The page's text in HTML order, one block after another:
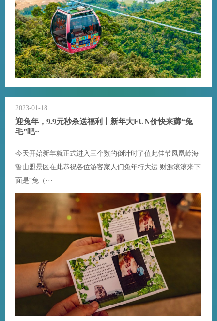
2023-01-18
迎兔年，9.9元秒杀送福利丨新年大FUN价快来薅“兔
毛”吧~
今天开始新年就正式进入三个数的倒计时了值此佳节凤凰岭海
誓山盟景区在此恭祝各位游客家人们兔年行大运 财源滚滚来下
面是“兔（···